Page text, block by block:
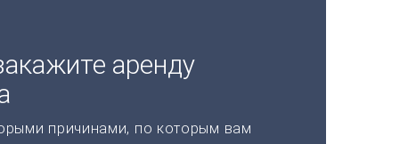
аренду
причинами, по которым вам